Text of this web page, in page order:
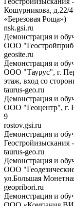
Кошурникова, д.22/
«Березовая Роща»)
nsk.gsi.ru
Демонстрация и
ООО
geosite.ru
Демонстрация и
ООО "Таурус", г.
этаж, вход со
taurus-geo.ru
Демонстрация и
ООО "Геоцентр", г.
9
rostov.gsi.ru
Демонстрация и
Геостройизыскания
taurus-geo.ru
Демонстрация и
ООО
ул.Большая
geopribori.ru
Демонстрация и